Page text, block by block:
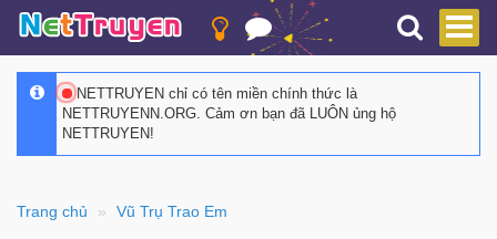
NETTRUYEN chỉ có tên miền chính thức là
NETTRUYENN.ORG. Cảm ơn bạn đã LUÔN ủng hộ
NETTRUYEN!
Trang chủ Vũ Trụ Trao Em